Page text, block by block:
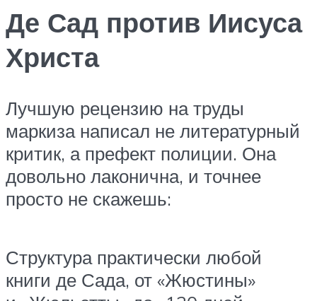
Де Сад против Иисуса
Христа
Лучшую рецензию на труды
маркиза написал не литературный
критик, а префект полиции. Она
довольно лаконична, и точнее
просто не скажешь:
Структура практически любой
книги де Сада, от «Жюстины»